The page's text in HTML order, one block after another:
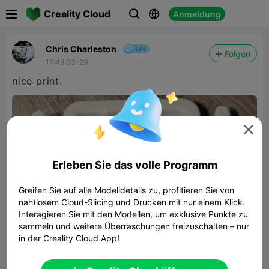
Creality Cloud   Anmeldung
Chris Charleston
17:49 03-29
Folgen
nice print.

Erleben Sie das volle Programm
Greifen Sie auf alle Modelldetails zu, profitieren Sie von
nahtlosem Cloud-Slicing und Drucken mit nur einem Klick.
Interagieren Sie mit den Modellen, um exklusive Punkte zu
sammeln und weitere Überraschungen freizuschalten – nur
in der Creality Cloud App!